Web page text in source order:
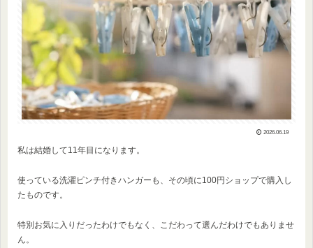
2026.06.19
私は結婚して11年目になります。
使っている洗濯ピンチ付きハンガーも、その頃に100円ショップで購入し
たものです。
特別お気に入りだったわけでもなく、こだわって選んだわけでもありませ
ん。